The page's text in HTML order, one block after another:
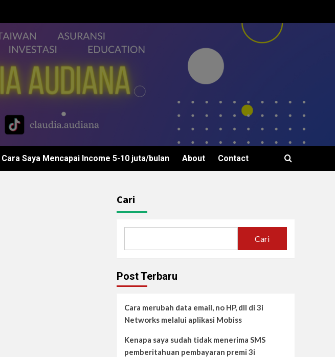
Cara Saya Mencapai Income 5-10 juta/bulan About Contact
Cari
Cari
Post Terbaru
Cara merubah data email, no HP, dll di 3i
Networks melalui aplikasi Mobiss
Kenapa saya sudah tidak menerima SMS
pemberitahuan pembayaran premi 3i